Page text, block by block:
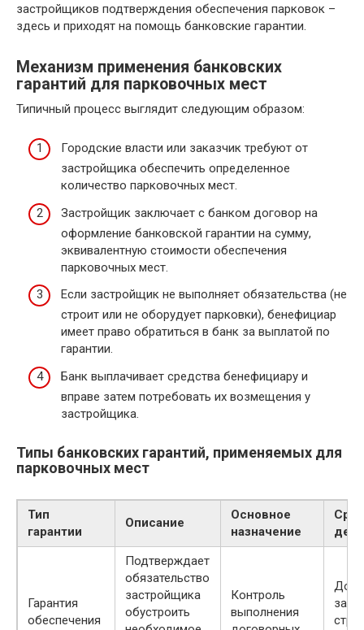
застройщиков подтверждения обеспечения парковок –
здесь и приходят на помощь банковские гарантии.
Механизм применения банковских
гарантий для парковочных мест
Типичный процесс выглядит следующим образом:
Городские власти или заказчик требуют от
застройщика обеспечить определенное
количество парковочных мест.
Застройщик заключает с банком договор на
оформление банковской гарантии на сумму,
эквивалентную стоимости обеспечения
парковочных мест.
Если застройщик не выполняет обязательства (не
строит или не оборудует парковки), бенефициар
имеет право обратиться в банк за выплатой по
гарантии.
Банк выплачивает средства бенефициару и
вправе затем потребовать их возмещения у
застройщика.
Типы банковских гарантий, применяемых для
парковочных мест
Тип
гарантии
Описание
Основное
назначение
Срок
Гарантия
обеспечения
Подтверждает
обязательство
застройщика
обустроить
Контроль
выполнения
До